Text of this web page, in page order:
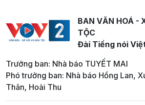
BAN VĂN HOÁ -
TỘC
Đài Tiếng nói
Trưởng ban: Nhà báo TUYẾT MAI
Phó trưởng ban: Nhà báo Hồng Lan,
Thân, Hoài Thu